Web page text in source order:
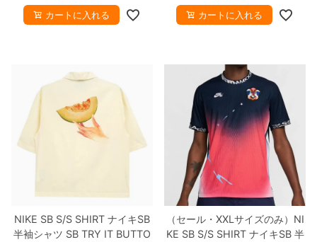
カートに入れる
品】
カートに入れる
NIKE SB S/S SHIRT ナイキSB
半袖シャツ SB TRY IT BUTTO
（セール・XXLサイズのみ） NI
KE SB S/S SHIRTナイキSB半